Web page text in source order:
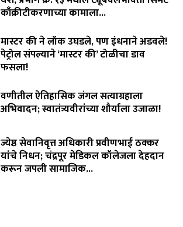
काँक्रीटीकरणाच्या कामाला...
मास्टर की ने लॉक उघडले, पण इंधनाने अडवले!
पेट्रोल संपल्याने ‘मास्टर की’ टोळीचा डाव
फसला!
वणीतील ऐतिहासिक जंगल सत्याग्रहाला
अभिवादन; स्वातंत्र्यवीरांच्या शौर्याला उजाळा!
ज्येष्ठ सेवानिवृत्त अधिकारी प्रवीणभाई ठक्कर
यांचे निधन; चंद्रपूर मेडिकल कॉलेजला देहदान
करून जपली सामाजिक...